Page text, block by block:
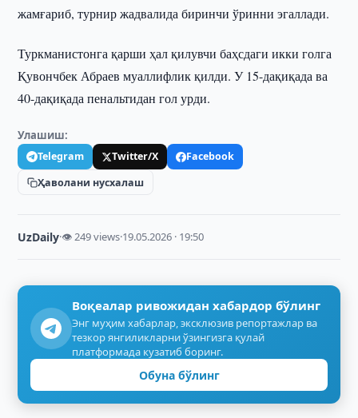
жамғариб, турнир жадвалида биринчи ўринни эгаллади.
Туркманистонга қарши ҳал қилувчи баҳсдаги икки голга
Қувончбек Абраев муаллифлик қилди. У 15-дақиқада ва
40-дақиқада пенальтидан гол урди.
Улашиш:
Telegram Twitter/X
Facebook
Ҳаволани нусхалаш
UzDaily·👁 249 views·19.05.2026 · 19:50
Воқеалар ривожидан хабардор бўлинг
Энг муҳим хабарлар, эксклюзив репортажлар ва
тезкор янгиликларни ўзингизга қулай
платформада кузатиб боринг.
Обуна бўлинг